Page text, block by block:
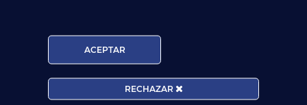
¿Cómo manejan los TCP el jet lag? Trucos y
secretos de vuelo
Leer más
ACEPTAR
RECHAZAR